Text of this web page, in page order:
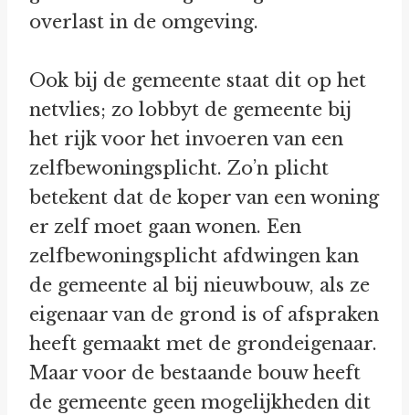
overlast in de omgeving.
Ook bij de gemeente staat dit op het
netvlies; zo lobbyt de gemeente bij
het rijk voor het invoeren van een
zelfbewoningsplicht. Zo’n plicht
betekent dat de koper van een woning
er zelf moet gaan wonen. Een
zelfbewoningsplicht afdwingen kan
de gemeente al bij nieuwbouw, als ze
eigenaar van de grond is of afspraken
heeft gemaakt met de grondeigenaar.
Maar voor de bestaande bouw heeft
de gemeente geen mogelijkheden dit